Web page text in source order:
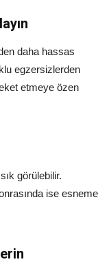
daha hassas
egzersizlerden
etmeye özen
görülebilir.
ise esneme